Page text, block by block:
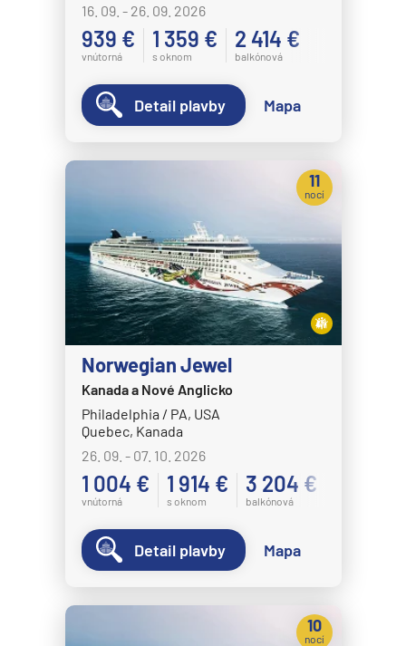
16. 09. - 26. 09. 2026
939 €
vnútorná
1 359 €
s oknom
2 414 €
balkónová
Detail plavby Mapa
Norwegian Jewel
Kanada a Nové Anglicko
Philadelphia / PA, USA
Quebec, Kanada
26. 09. - 07. 10. 2026
1 004 €
vnútorná
1 914 €
s oknom
3 204 €
balkónová
11
nocí
Detail plavby Mapa
10
nocí